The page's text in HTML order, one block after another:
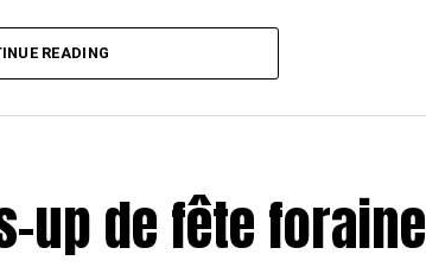
2018, en costaud !
READING
up de fête foraine